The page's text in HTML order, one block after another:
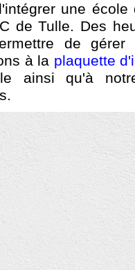
une école
de Tulle. Des
de
à la plaquette
ainsi qu'à